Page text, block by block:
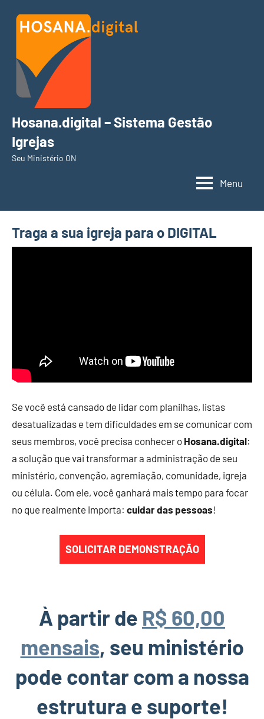
conteúdo
Hosana.digital – Sistema Gestão
Igrejas
Seu Ministério ON
Menu
Traga a sua igreja para o DIGITAL
Se você está cansado de lidar com planilhas, listas
desatualizadas e tem dificuldades em se comunicar com
seus membros, você precisa conhecer o Hosana.digital:
a solução que vai transformar a administração de seu
ministério, convenção, agremiação, comunidade, igreja
ou célula. Com ele, você ganhará mais tempo para focar
no que realmente importa: cuidar das pessoas!
SOLICITAR DEMONSTRAÇÃO
À partir de R$ 60,00
mensais, seu ministério
pode contar com a nossa
estrutura e suporte!